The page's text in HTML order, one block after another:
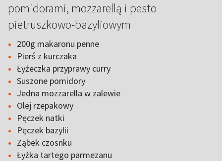
pomidorami, mozzarellą i pesto
pietruszkowo-bazyliowym
200g makaronu penne
Pierś z kurczaka
Łyżeczka przyprawy curry
Suszone pomidory
Jedna mozzarella w zalewie
Olej rzepakowy
Pęczek natki
Pęczek bazylii
Ząbek czosnku
Łyżka tartego parmezanu